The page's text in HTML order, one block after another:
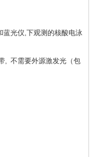
蓝光仪,下观测的核酸电泳
, 不需要外源激发光（包